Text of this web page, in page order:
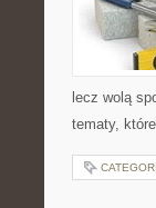
lecz wolą
tematy,